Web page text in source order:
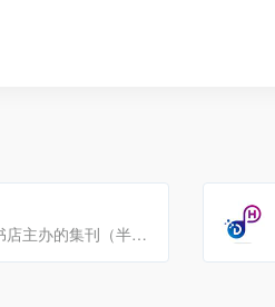
上海师大、三联书店主办的集刊（半年刊）。